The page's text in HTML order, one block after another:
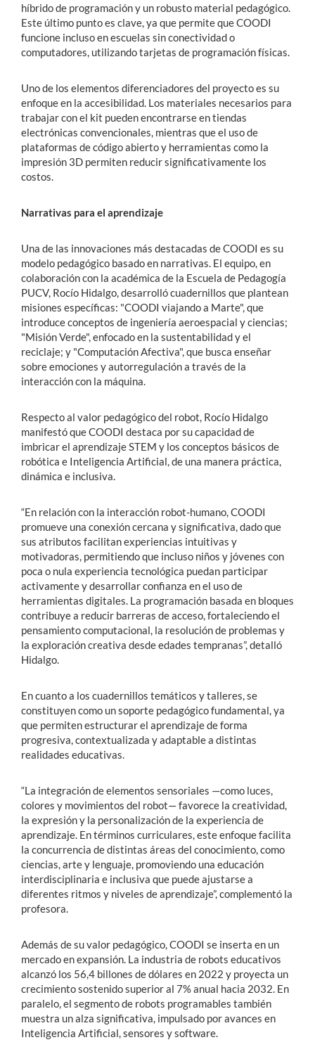
híbrido de programación y un robusto material pedagógico.
Este último punto es clave, ya que permite que COODI
funcione incluso en escuelas sin conectividad o
computadores, utilizando tarjetas de programación físicas.
Uno de los elementos diferenciadores del proyecto es su
enfoque en la accesibilidad. Los materiales necesarios para
trabajar con el kit pueden encontrarse en tiendas
electrónicas convencionales, mientras que el uso de
plataformas de código abierto y herramientas como la
impresión 3D permiten reducir significativamente los
costos.
Narrativas para el aprendizaje
Una de las innovaciones más destacadas de COODI es su
modelo pedagógico basado en narrativas. El equipo, en
colaboración con la académica de la Escuela de Pedagogía
PUCV, Rocío Hidalgo, desarrolló cuadernillos que plantean
misiones específicas: "COODI viajando a Marte", que
introduce conceptos de ingeniería aeroespacial y ciencias;
"Misión Verde", enfocado en la sustentabilidad y el
reciclaje; y "Computación Afectiva", que busca enseñar
sobre emociones y autorregulación a través de la
interacción con la máquina.
Respecto al valor pedagógico del robot, Rocío Hidalgo
manifestó que COODI destaca por su capacidad de
imbricar el aprendizaje STEM y los conceptos básicos de
robótica e Inteligencia Artificial, de una manera práctica,
dinámica e inclusiva.
“En relación con la interacción robot-humano, COODI
promueve una conexión cercana y significativa, dado que
sus atributos facilitan experiencias intuitivas y
motivadoras, permitiendo que incluso niños y jóvenes con
poca o nula experiencia tecnológica puedan participar
activamente y desarrollar confianza en el uso de
herramientas digitales. La programación basada en bloques
contribuye a reducir barreras de acceso, fortaleciendo el
pensamiento computacional, la resolución de problemas y
la exploración creativa desde edades tempranas”, detalló
Hidalgo.
En cuanto a los cuadernillos temáticos y talleres, se
constituyen como un soporte pedagógico fundamental, ya
que permiten estructurar el aprendizaje de forma
progresiva, contextualizada y adaptable a distintas
realidades educativas.
“La integración de elementos sensoriales —como luces,
colores y movimientos del robot— favorece la creatividad,
la expresión y la personalización de la experiencia de
aprendizaje. En términos curriculares, este enfoque facilita
la concurrencia de distintas áreas del conocimiento, como
ciencias, arte y lenguaje, promoviendo una educación
interdisciplinaria e inclusiva que puede ajustarse a
diferentes ritmos y niveles de aprendizaje”, complementó la
profesora.
Además de su valor pedagógico, COODI se inserta en un
mercado en expansión. La industria de robots educativos
alcanzó los 56,4 billones de dólares en 2022 y proyecta un
crecimiento sostenido superior al 7% anual hacia 2032. En
paralelo, el segmento de robots programables también
muestra un alza significativa, impulsado por avances en
Inteligencia Artificial, sensores y software.